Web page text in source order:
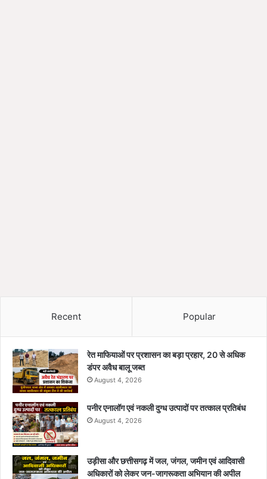
Recent Popular
रेत माफियाओं पर प्रशासन का बड़ा प्रहार, 20 से अधिक
डंपर अवैध बालू जब्त
August 4, 2026
पनीर एनालॉग एवं नकली दुग्ध उत्पादों पर तत्काल प्रतिबंध
August 4, 2026
उड़ीसा और छत्तीसगढ़ में जल, जंगल, जमीन एवं आदिवासी
अधिकारों को लेकर जन-जागरूकता अभियान की अपील